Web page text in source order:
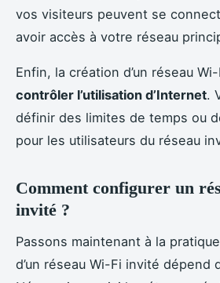
vos visiteurs peuvent se
avoir accès à votre réseau
Enfin, la création d’un réseau
contrôler l’utilisation d’Internet.
définir des limites de temps ou
pour les utilisateurs du réseau
Comment configurer un
invité ?
Passons maintenant à la
d’un réseau Wi-Fi invité dépend